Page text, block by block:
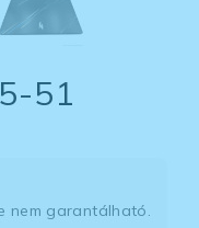
51
nem garantálható.